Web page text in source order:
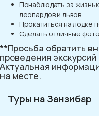
Понаблюдать за
леопардов и львов.
Прокатиться на лодке
Сделать отличные
**Просьба обратить
проведения
Актуальная
на месте.
Туры на Занзибар